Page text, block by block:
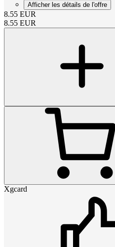
Afficher les détails de l'offre
8.55 EUR
8.55 EUR
Xgcard